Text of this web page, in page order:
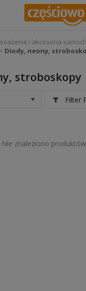
samochodowe
i akcesoria
Diody, neony,
stroboskopy
Filter
Nie znaleziono produktów